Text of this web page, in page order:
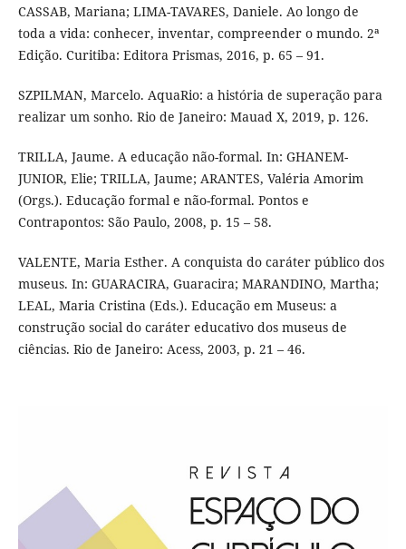
CASSAB, Mariana; LIMA-TAVARES, Daniele. Ao longo de
toda a vida: conhecer, inventar, compreender o mundo. 2ª
Edição. Curitiba: Editora Prismas, 2016, p. 65 – 91.
SZPILMAN, Marcelo. AquaRio: a história de superação para
realizar um sonho. Rio de Janeiro: Mauad X, 2019, p. 126.
TRILLA, Jaume. A educação não-formal. In: GHANEM-
JUNIOR, Elie; TRILLA, Jaume; ARANTES, Valéria Amorim
(Orgs.). Educação formal e não-formal. Pontos e
Contrapontos: São Paulo, 2008, p. 15 – 58.
VALENTE, Maria Esther. A conquista do caráter público dos
museus. In: GUARACIRA, Guaracira; MARANDINO, Martha;
LEAL, Maria Cristina (Eds.). Educação em Museus: a
construção social do caráter educativo dos museus de
ciências. Rio de Janeiro: Acess, 2003, p. 21 – 46.